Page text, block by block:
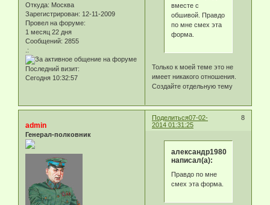
Откуда: Москва
Зарегистрирован: 12-11-2009
Провел на форуме:
1 месяц 22 дня
Сообщений: 2855
.:
Последний визит:
Сегодня 10:32:57
вместе с
обшивой. Правдо
по мне смех эта
форма.
Только к моей теме это не
имеет никакого отношения.
Создайте отдельную тему
Поделиться 8
07-02-
2014 01:31:25
admin
Генерал-полковник
александр1980
написал(а):
Правдо по мне
смех эта форма.